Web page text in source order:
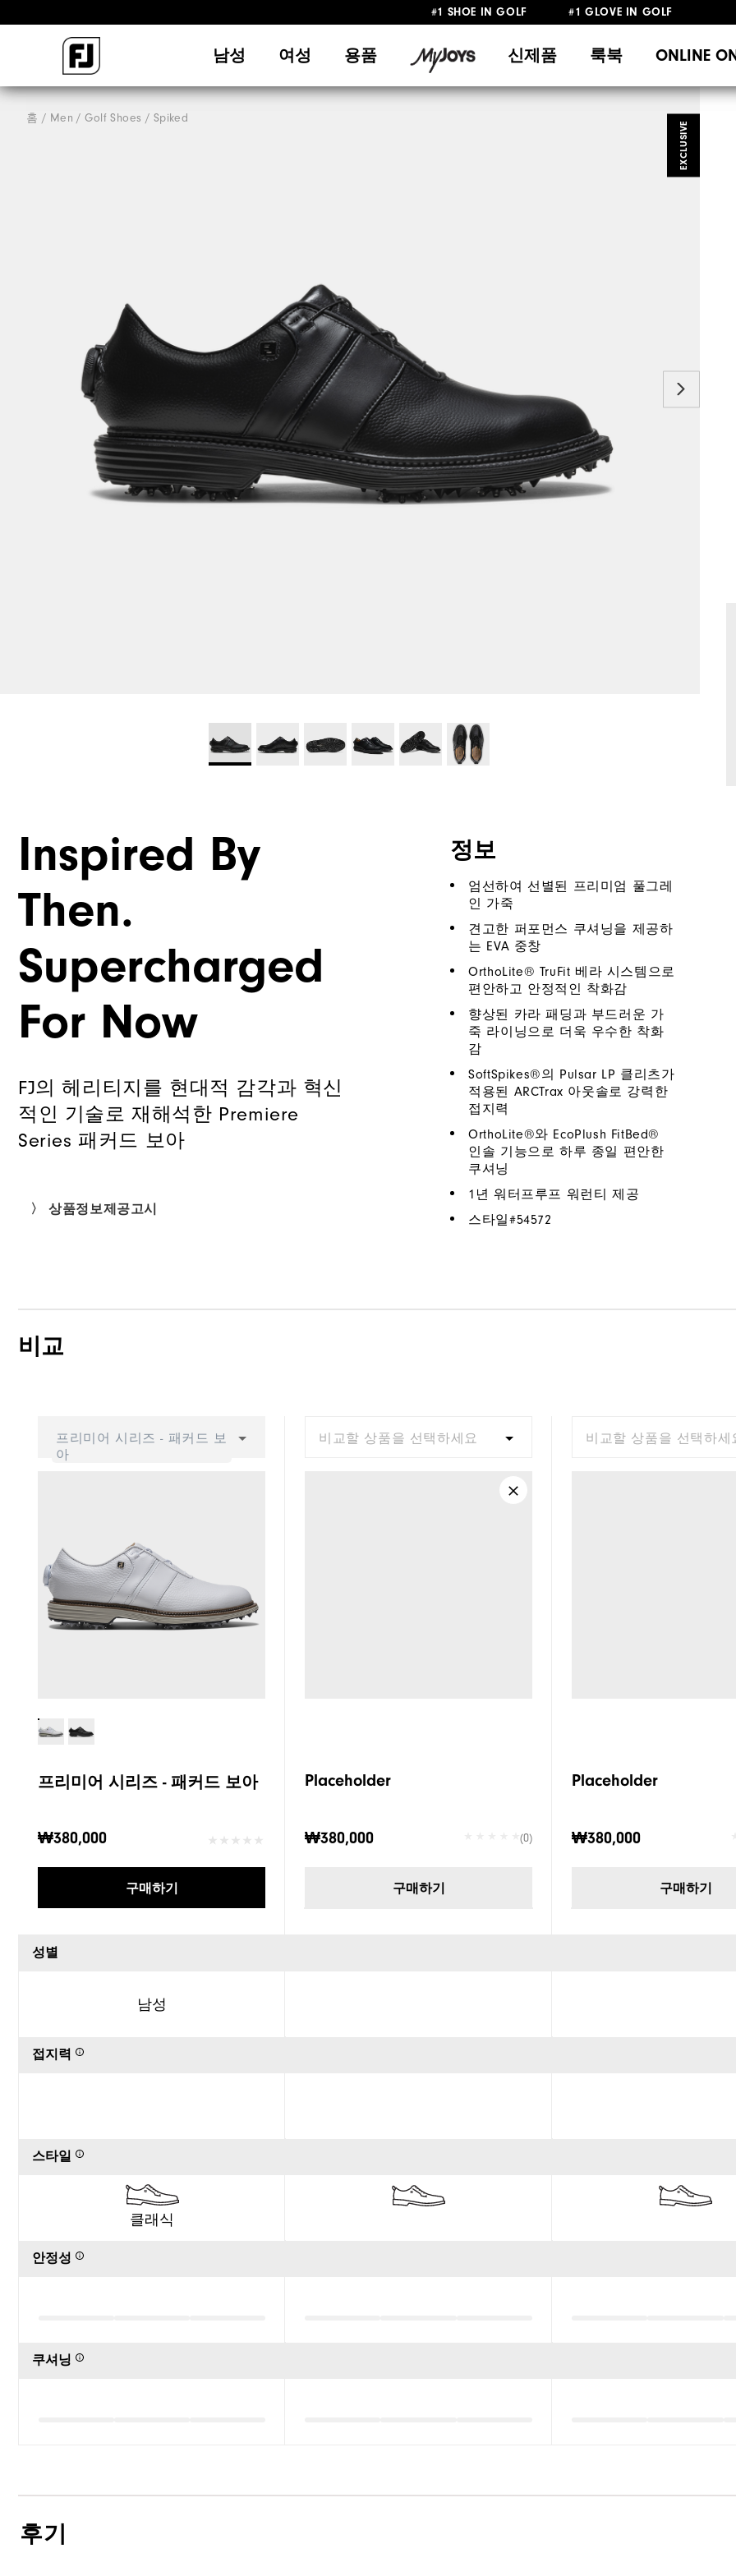
#1 SHOE IN GOLF #1 GLOVE IN GOLF
남성 여성 용품 신제품 룩북 ONLINE
홈 Men Golf Shoes Spiked
EXCLUSIVE
Inspired By
Then.
Supercharged
For Now
FJ의 헤리티지를 현대적 감각과 혁신
적인 기술로 재해석한 Premiere
Series 패커드 보아
〉 상품정보제공고시
정보
엄선하여 선별된 프리미엄 풀그레
인 가죽
견고한 퍼포먼스 쿠셔닝을 제공하
는 EVA 중창
OrthoLite® TruFit 베라 시스템으로
편안하고 안정적인 착화감
향상된 카라 패딩과 부드러운 가
죽 라이닝으로 더욱 우수한 착화
감
SoftSpikes®의 Pulsar LP 클리츠가
적용된 ARCTrax 아웃솔로 강력한
접지력
OrthoLite®와 EcoPlush FitBed®
인솔 기능으로 하루 종일 편안한
쿠셔닝
1년 워터프루프 워런티 제공
스타일#54572
비교
프리미어 시리즈 - 패커드 보
아
프리미어 시리즈 - 패커드 보아
₩380,000
구매하기
성별
남성
접지력
스타일
클래식
안정성
쿠셔닝
비교할 상품을 선택하세요
Placeholder
₩380,000 (0)
구매하기
비교할 상품을 선택하세
Placeholder
₩380,000
구매하기
후기